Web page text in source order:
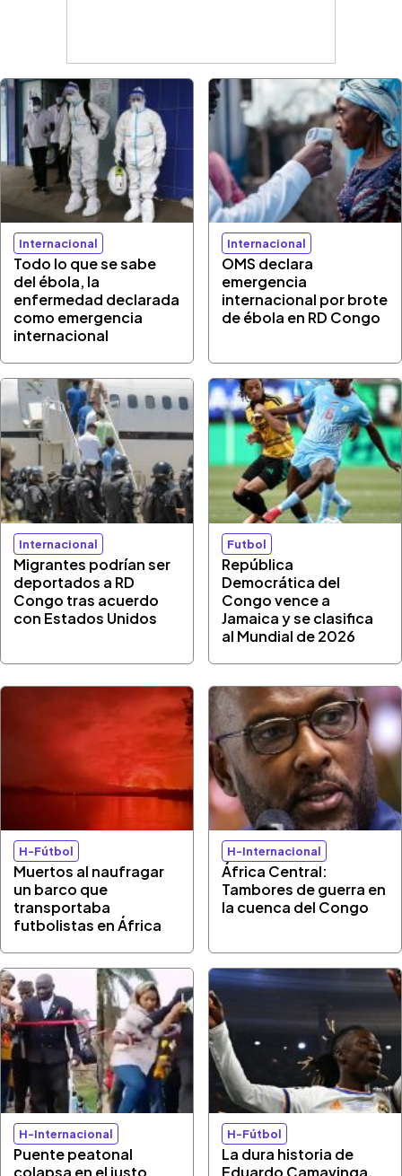
Internacional
Todo lo que se sabe
del ébola, la
enfermedad declarada
como emergencia
internacional
Internacional
OMS declara
emergencia
internacional por brote
de ébola en RD Congo
Internacional
Migrantes podrían ser
deportados a RD
Congo tras acuerdo
con Estados Unidos
Futbol
República
Democrática del
Congo vence a
Jamaica y se clasifica
al Mundial de 2026
H-Fútbol
Muertos al naufragar
un barco que
transportaba
futbolistas en África
H-Internacional
África Central:
Tambores de guerra en
la cuenca del Congo
H-Internacional
Puente peatonal
colapsa en el justo
H-Fútbol
La dura historia de
Eduardo Camavinga,